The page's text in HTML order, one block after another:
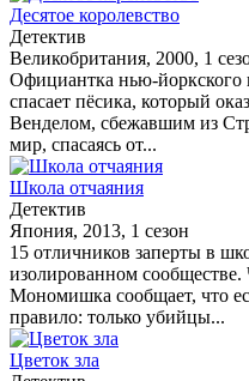
Десятое королевство
Детектив
Великобритания, 2000, 1
Официантка нью-
спасает пёсика, который
Венделом, сбежавшим из
мир, спасаясь от...
Школа отчаяния
Детектив
Япония, 2013, 1 сезон
15 отличников заперты в
изолированном
Мономишка сообщает, что
правило: только убийцы...
Цветок зла